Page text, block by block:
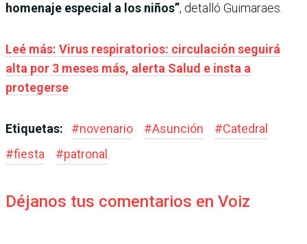
homenaje especial a los niños”, detalló Guimaraes.
Leé más: Virus respiratorios: circulación seguirá
alta por 3 meses más, alerta Salud e insta a
protegerse
Etiquetas: #novenario #Asunción #Catedral
#fiesta #patronal
Déjanos tus comentarios en Voiz